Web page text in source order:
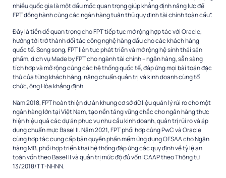
nhiều quốc gia là một dấu mốc quan trọng giúp khẳng định năng lực để
FPT đồng hành cùng các ngân hàng tuân thủ quy định tài chính toàn cầu”.
Đây là tiền đề quan trọng cho FPT tiếp tục mở rộng hợp tác với Oracle,
hướng tới trở thành đối tác công nghệ hàng đầu cho các khách hàng
quốc tế. Song song, FPT liên tục phát triển và mở rộng hệ sinh thái sản
phẩm, dịch vụ Made by FPT cho ngành tài chính – ngân hàng, sẵn sàng
tích hợp và mở rộng cùng các hệ thống quốc tế, đáp ứng mọi bài toán đặc
thù của từng khách hàng, nâng chuẩn quản trị và kinh doanh cùng tổ
chức, ông Hòa khẳng định.
Năm 2018, FPT hoàn thiện dự án khung cơ sở dữ liệu quản lý rủi ro cho một
ngân hàng lớn tại Việt Nam, tạo nền tảng vững chắc cho ngân hàng thực
hiện hiệu quả các dự án phục vụ nhu cầu kinh doanh, quản trị rủi ro và áp
dụng chuẩn mực Basel II. Năm 2021, FPT phối hợp cùng PwC và Oracle
cùng hợp tác cung cấp bản quyền phần mềm ứng dụng OFSAA cho Ngân
hàng MB, phối hợp triển khai hệ thống đáp ứng các quy định về tỷ lệ an
toàn vốn theo Basel II và quản trị mức độ đủ vốn ICAAP theo Thông tư
13/2018/TT-NHNN.